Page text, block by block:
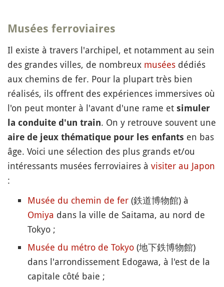
Musées ferroviaires
Il existe à travers l'archipel, et notamment au sein
des grandes villes, de nombreux musées dédiés
aux chemins de fer. Pour la plupart très bien
réalisés, ils offrent des expériences immersives où
l'on peut monter à l'avant d'une rame et simuler
la conduite d'un train. On y retrouve souvent une
aire de jeux thématique pour les enfants en bas
âge. Voici une sélection des plus grands et/ou
intéressants musées ferroviaires à visiter au Japon
:
Musée du chemin de fer (鉄道博物館) à
Omiya dans la ville de Saitama, au nord de
Tokyo ;
Musée du métro de Tokyo (地下鉄博物館)
dans l'arrondissement Edogawa, à l'est de la
capitale côté baie ;